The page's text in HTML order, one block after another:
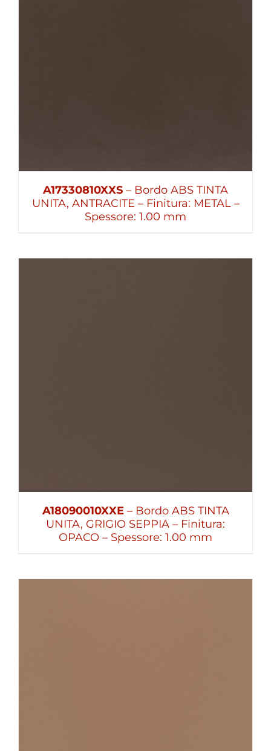
A17330810XXS – Bordo ABS TINTA
UNITA, ANTRACITE – Finitura: METAL –
Spessore: 1.00 mm
A18090010XXE – Bordo ABS TINTA
UNITA, GRIGIO SEPPIA – Finitura:
OPACO – Spessore: 1.00 mm